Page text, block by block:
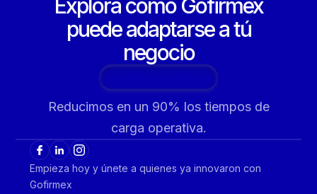
Explora cómo Gofirmex
puede adaptarse a tú
negocio
Reducimos en un 90% los tiempos de
carga operativa.
Empieza hoy y únete a quienes ya innovaron con
Gofirmex